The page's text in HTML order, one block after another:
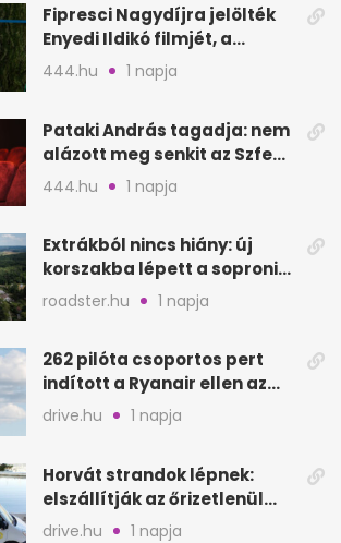
Fipresci Nagydíjra jelölték
Enyedi Ildikó filmjét, a
Csendes barátot
444.hu 1 napja
Pataki András tagadja: nem
alázott meg senkit az Szfe
felvételijén
444.hu 1 napja
Extrákból nincs hiány: új
korszakba lépett a soproni
Fagus Hotel
roadster.hu 1 napja
262 pilóta csoportos pert
indított a Ryanair ellen az
Egyesült Királyságban
drive.hu 1 napja
Horvát strandok lépnek:
elszállítják az őrizetlenül
hagyott törölközőket
drive.hu 1 napja